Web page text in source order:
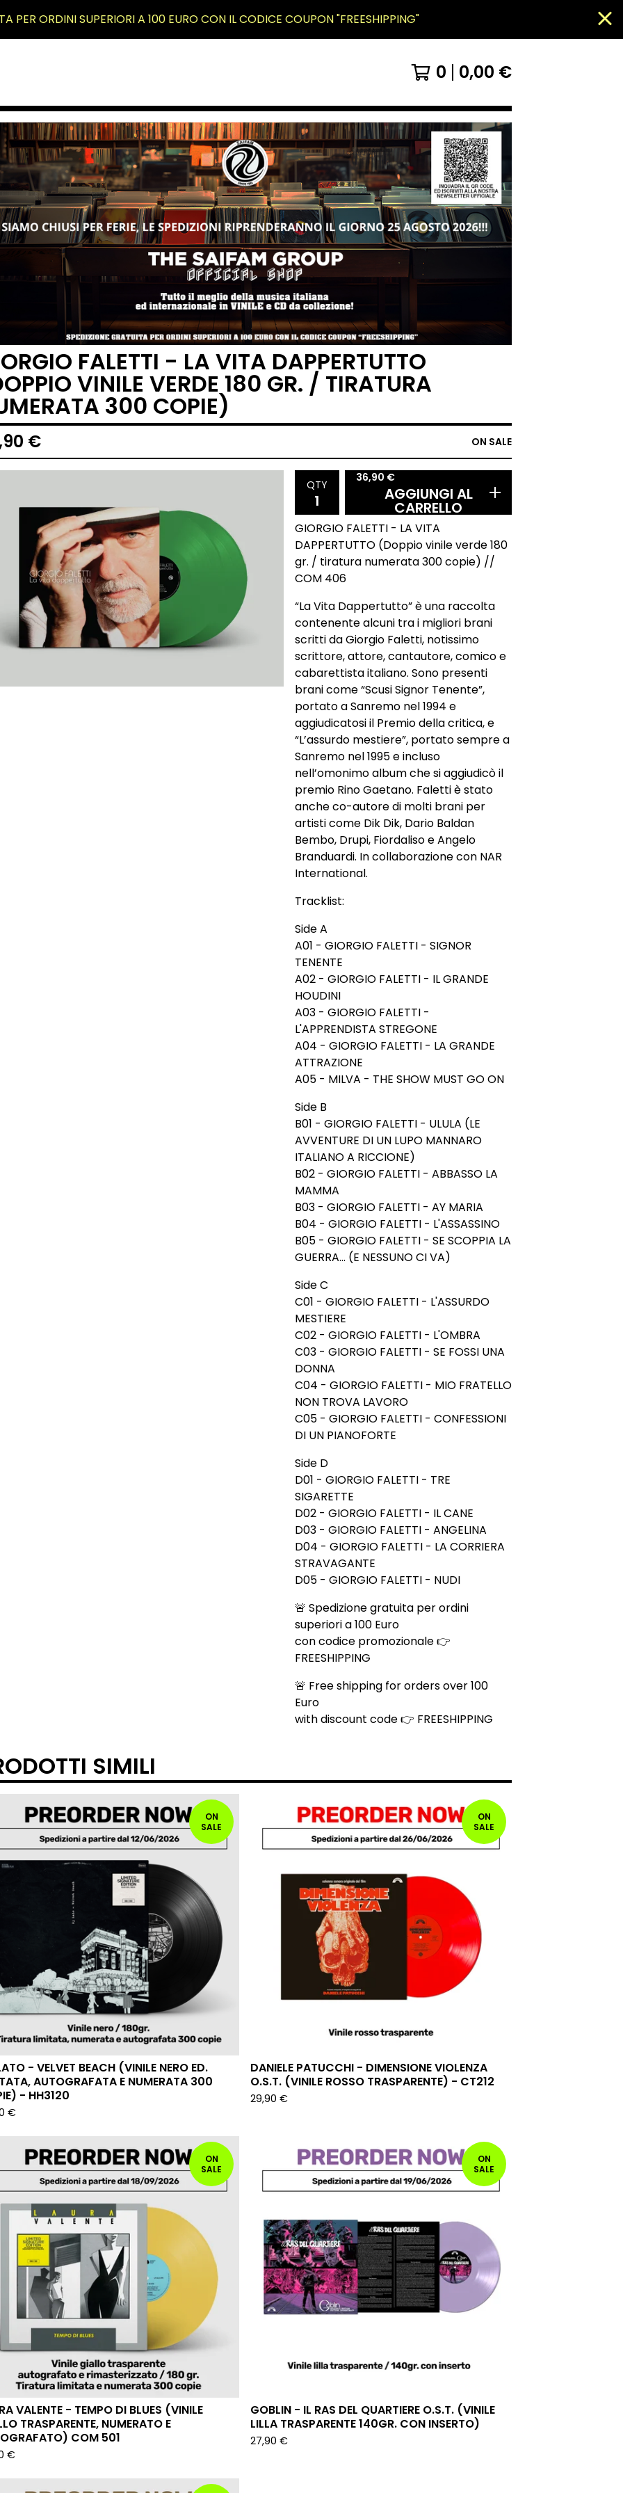
PER ORDINI SUPERIORI A 100 EURO CON IL CODICE COUPON "FREESHIPPING"
0 0,00 €
FALETTI - LA VITA DAPPERTUTTO
VINILE VERDE 180 GR. / TIRATURA
300 COPIE)
€ ON SALE
QTY
36,90 €
AGGIUNGI AL
CARRELLO
GIORGIO FALETTI - LA VITA
DAPPERTUTTO (Doppio vinile verde 180
gr. / tiratura numerata 300 copie) //
COM 406
“La Vita Dappertutto” è una raccolta
contenente alcuni tra i migliori brani
scritti da Giorgio Faletti, notissimo
scrittore, attore, cantautore, comico e
cabarettista italiano. Sono presenti
brani come “Scusi Signor Tenente”,
portato a Sanremo nel 1994 e
aggiudicatosi il Premio della critica, e
“L’assurdo mestiere”, portato sempre a
Sanremo nel 1995 e incluso
nell’omonimo album che si aggiudicò il
premio Rino Gaetano. Faletti è stato
anche co-autore di molti brani per
artisti come Dik Dik, Dario Baldan
Bembo, Drupi, Fiordaliso e Angelo
Branduardi. In collaborazione con NAR
International.
Tracklist:
Side A
A01 - GIORGIO FALETTI - SIGNOR
TENENTE
A02 - GIORGIO FALETTI - IL GRANDE
HOUDINI
A03 - GIORGIO FALETTI -
L'APPRENDISTA STREGONE
A04 - GIORGIO FALETTI - LA GRANDE
ATTRAZIONE
A05 - MILVA - THE SHOW MUST GO ON
Side B
B01 - GIORGIO FALETTI - ULULA (LE
AVVENTURE DI UN LUPO MANNARO
ITALIANO A RICCIONE)
B02 - GIORGIO FALETTI - ABBASSO LA
MAMMA
B03 - GIORGIO FALETTI - AY MARIA
B04 - GIORGIO FALETTI - L'ASSASSINO
B05 - GIORGIO FALETTI - SE SCOPPIA LA
GUERRA... (E NESSUNO CI VA)
Side C
C01 - GIORGIO FALETTI - L'ASSURDO
MESTIERE
C02 - GIORGIO FALETTI - L'OMBRA
C03 - GIORGIO FALETTI - SE FOSSI UNA
DONNA
C04 - GIORGIO FALETTI - MIO FRATELLO
NON TROVA LAVORO
C05 - GIORGIO FALETTI - CONFESSIONI
DI UN PIANOFORTE
Side D
D01 - GIORGIO FALETTI - TRE
SIGARETTE
D02 - GIORGIO FALETTI - IL CANE
D03 - GIORGIO FALETTI - ANGELINA
D04 - GIORGIO FALETTI - LA CORRIERA
STRAVAGANTE
D05 - GIORGIO FALETTI - NUDI
🚨 Spedizione gratuita per ordini
superiori a 100 Euro
con codice promozionale 👉
FREESHIPPING
🚨 Free shipping for orders over 100
Euro
with discount code 👉 FREESHIPPING
SIMILI
ON
SALE
- VELVET BEACH (VINILE NERO ED.
AUTOGRAFATA E NUMERATA 300
- HH3120
€
ON
SALE
DANIELE PATUCCHI - DIMENSIONE VIOLENZA
O.S.T. (VINILE ROSSO TRASPARENTE) - CT212
29,90 €
ON
SALE
VALENTE - TEMPO DI BLUES (VINILE
TRASPARENTE, NUMERATO E
COM 501
€
ON
SALE
GOBLIN - IL RAS DEL QUARTIERE O.S.T. (VINILE
LILLA TRASPARENTE 140GR. CON INSERTO)
27,90 €